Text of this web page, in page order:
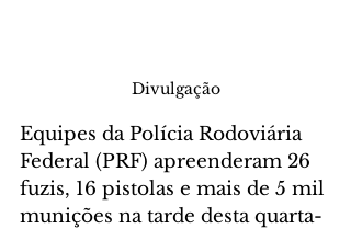
Divulgação
Equipes da Polícia Rodoviária
Federal (PRF) apreenderam 26
fuzis, 16 pistolas e mais de 5 mil
munições na tarde desta quarta-